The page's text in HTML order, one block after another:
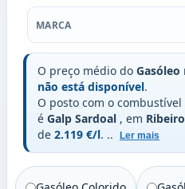
Marca
MARCA
O preço médio do Gasóleo
não está disponível.
O posto com o
é Galp Sardoal , em
de 2.119 €/l. .. Ler mais